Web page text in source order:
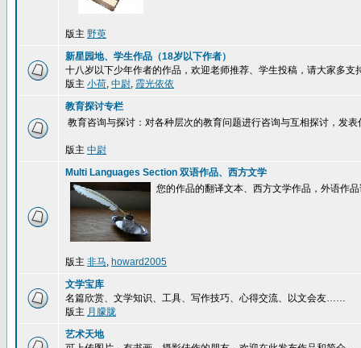
版主 野萸
新星园地、学生作品（18岁以下作者）
十八岁以下少年作者的作品，欢迎老师推荐、学生投稿，请大家多支
版主 小荷, 中尉, 霞光依依
教育探讨专栏
教育咨询与探讨：对各种层次的教育问题进行咨询与互相探讨，发
版主 中尉
Multi Languages Section 双语作品、西方文学
您的作品的翻译文本、西方文学作品，外语作
版主 非马, howard2005
文学宝库
名篇欣赏、文学知识、工具、写作技巧、心得交流、以文会友……
版主 月朦胧
艺术天地